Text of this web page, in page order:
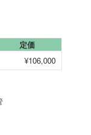
定価
¥106,000